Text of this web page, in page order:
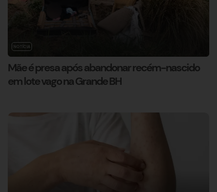
NOTÍCIA
Mãe é presa após abandonar recém-nascido
em lote vago na Grande BH